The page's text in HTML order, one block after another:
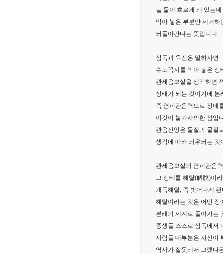
늘 물이 흐르게 돼 있는
막아 놓은 부분만 제거하
되돌아간다는 뜻입니다.
삼독과 육진은 말하자면
수도꼭지를 막아 놓은 상
관세음보살을 생각하면
상태가 되는 것이기에 본
즉 염피관음력으로 장애
이것이 불가사의한 점입
관음신앙은 물질과 물질
생각에 따라 좌우되는 것
관세음보살의 염피관음
그 상태를 해탈(解脫)이
개득해탈, 즉 벗어나게
해탈이라는 것은 어떤 장
본래의 세계로 돌아가는
중생들 스스로 삼독에서
사람들 대부분은 자신이
역사가 잘못돼서 그랬다